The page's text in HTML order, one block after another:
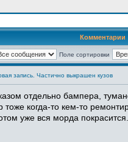
Комментарии
Поле сортировки
запись. Частично выкрашен кузов
отдельно бампера,
тоже когда-то кем-то
уже вся морда